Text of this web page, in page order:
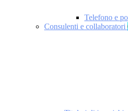
Telefono e
Consulenti e collaboratori